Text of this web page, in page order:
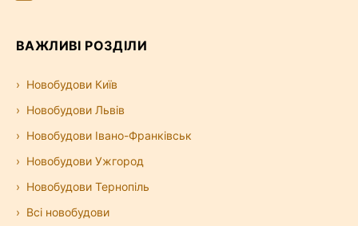
ВАЖЛИВІ РОЗДІЛИ
Новобудови Київ
Новобудови Львів
Новобудови Івано-Франківськ
Новобудови Ужгород
Новобудови Тернопіль
Всі новобудови